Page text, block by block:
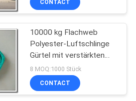
CONTACT
10000 kg Flachweb
Polyester-Luftschlinge
Gürtel mit verstärkten
Augen
8 MOQ:1000 Stück
CONTACT